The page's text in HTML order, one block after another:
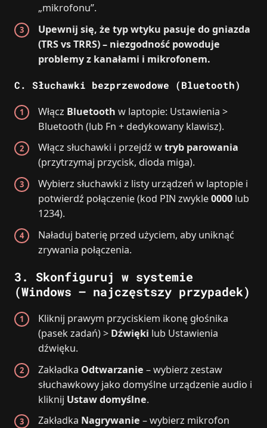
„mikrofonu”.
Upewnij się, że typ wtyku pasuje do gniazda
(TRS vs TRRS) – niezgodność powoduje
problemy z kanałami i mikrofonem.
C. Słuchawki bezprzewodowe (Bluetooth)
Włącz Bluetooth w laptopie: Ustawienia >
Bluetooth (lub Fn + dedykowany klawisz).
Włącz słuchawki i przejdź wtryb parowania
(przytrzymaj przycisk, dioda miga).
Wybierz słuchawki z listy urządzeń w laptopie i
potwierdź połączenie (kod PIN zwykle0000 lub
1234).
Naładuj baterię przed użyciem, aby uniknąć
zrywania połączenia.
3. Skonfiguruj w systemie
(Windows – najczęstszy przypadek)
Kliknij prawym przyciskiem ikonę głośnika
(pasek zadań) > Dźwięki lub Ustawienia
dźwięku.
Zakładka Odtwarzanie – wybierz zestaw
słuchawkowy jako domyślne urządzenie audio i
kliknij Ustaw domyślne.
Zakładka Nagrywanie – wybierz mikrofon